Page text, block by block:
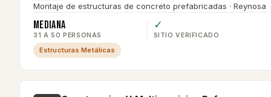
Montaje de estructuras de concreto prefabricadas · Reynosa
Mediana
31 A 50 PERSONAS
✓
SITIO VERIFICADO
Estructuras Metálicas